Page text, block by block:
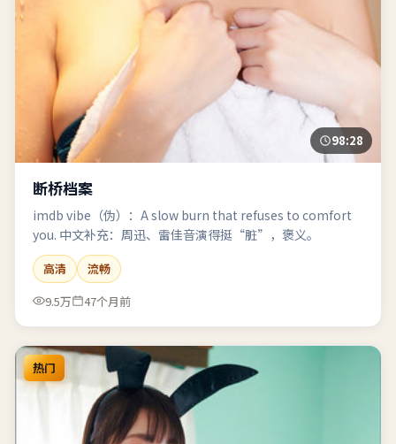
98:28
断桥档案
imdb vibe（伪）：A slow burn that refuses to comfort
you. 中文补充：周迅、雷佳音演得挺“脏”，褒义。
高清
流畅
9.5万
47个月前
热门